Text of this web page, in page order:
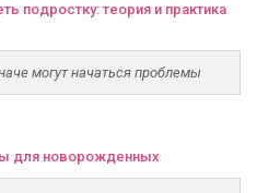
подростку: теория и практика
могут начаться проблемы
для новорожденных